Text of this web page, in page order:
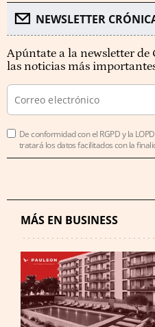
NEWSLETTER
Apúntate a la newsletter
las noticias más
De conformidad con el RGPD y la
tratará los datos facilitados con la
MÁS EN BUSINESS